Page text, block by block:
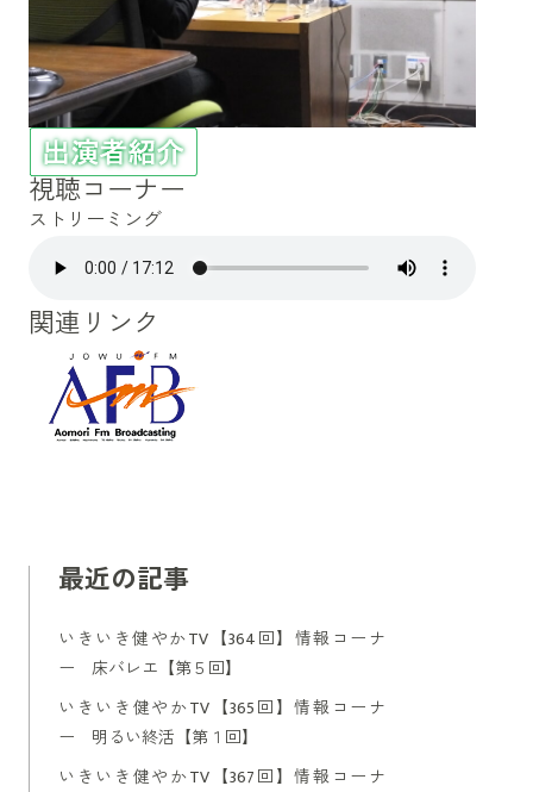
視聴コーナー
ストリーミング
関連リンク
最近の記事
いきいき健やかTV【364回】情報コーナ
ー 床バレエ【第５回】
いきいき健やかTV【365回】情報コーナ
ー 明るい終活【第１回】
いきいき健やかTV【367回】情報コーナ